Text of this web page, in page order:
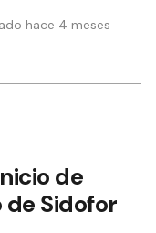
hace 4 meses
de
Sidofor